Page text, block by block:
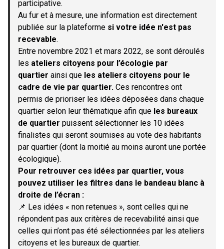
participative.
Au fur et à mesure, une information est directement
publiée sur la plateforme si votre idée n'est pas
recevable.
Entre novembre 2021 et mars 2022, se sont déroulés
les ateliers citoyens pour l’écologie par
quartier ainsi que les ateliers citoyens pour le
cadre de vie par quartier. Ces rencontres ont
permis de prioriser les idées déposées dans chaque
quartier selon leur thématique afin que les bureaux
de quartier puissent sélectionner les 10 idées
finalistes qui seront soumises au vote des habitants
par quartier (dont la moitié au moins auront une portée
écologique).
Pour retrouver ces idées par quartier, vous
pouvez utiliser les filtres dans le bandeau blanc à
droite de l’écran :
📌 Les idées « non retenues », sont celles qui ne
répondent pas aux critères de recevabilité ainsi que
celles qui n’ont pas été sélectionnées par les ateliers
citoyens et les bureaux de quartier.